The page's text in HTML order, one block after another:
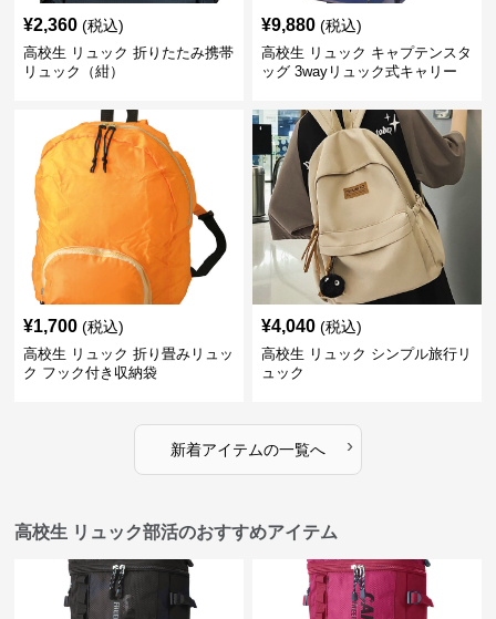
¥2,360 (税込)
高校生 リュック 折りたたみ携帯
リュック（紺）
¥9,880 (税込)
高校生 リュック キャプテンスタ
ッグ 3wayリュック式キャリー
¥1,700 (税込)
高校生 リュック 折り畳みリュッ
ク フック付き収納袋
¥4,040 (税込)
高校生 リュック シンプル旅行リ
ュック
新着アイテムの一覧へ ›
高校生 リュック部活のおすすめアイテム